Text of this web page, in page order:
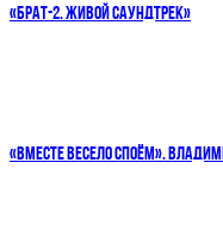
«БРАТ-2. ЖИВОЙ САУНДТРЕК»
«ВМЕСТЕ ВЕСЕЛО СПОЁМ».